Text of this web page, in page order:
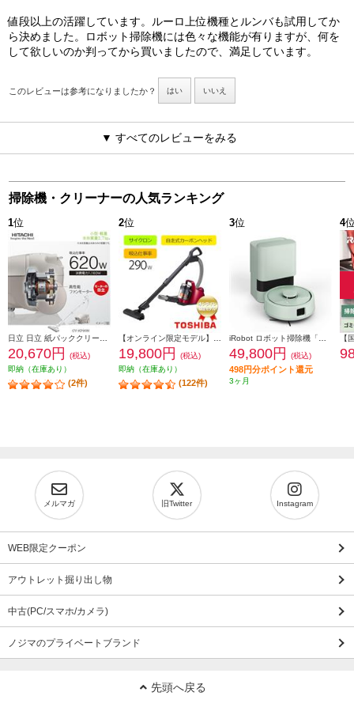
値段以上の活躍しています。ルーロ上位機種とルンバも試用してか
ら決めました。ロボット掃除機には色々な機能が有りますが、何を
して欲しいのか判ってから買いましたので、満足しています。
このレビューは参考になりましたか？ はい いいえ
▼ すべてのレビューをみる
掃除機・クリーナーの人気ランキング
1位
20,670円
(税込)
即納（在庫あり）
(2件)
2位
19,800円
(税込)
即納（在庫あり）
(122件)
3位
49,800円 (税込)
498円分ポイント還元
3ヶ月
4
メルマガ 旧Twitter Instagram
WEB限定クーポン
アウトレット掘り出し物
中古(PC/スマホ/カメラ)
ノジマのプライベートブランド
先頭へ戻る